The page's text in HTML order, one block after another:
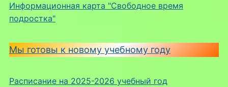
Информационная карта "Свободное время
подростка"
Мы готовы к новому учебному году
Расписание на 2025-2026 учебный год